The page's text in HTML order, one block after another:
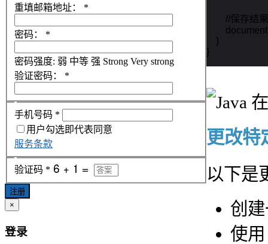
//保存结
    }
}
更改特
以下是
创
使
重填邮箱地址： *
密码： *
密码强度: 弱 中等 强 Strong Very strong
验证密码：
*
手机号码 *
用户勾选即代表同意
服务条款
验证码 *
注册
×
登录